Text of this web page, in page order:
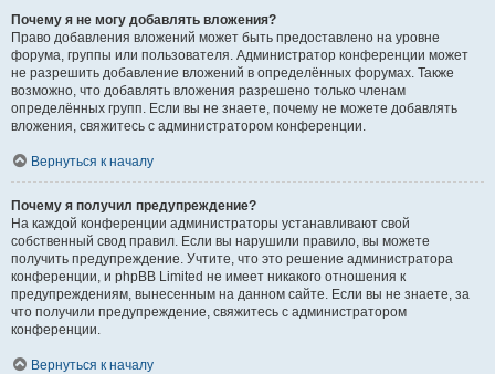
Почему я не могу добавлять вложения?
Право добавления вложений может быть предоставлено на уровне
форума, группы или пользователя. Администратор конференции может
не разрешить добавление вложений в определённых форумах. Также
возможно, что добавлять вложения разрешено только членам
определённых групп. Если вы не знаете, почему не можете добавлять
вложения, свяжитесь с администратором конференции.
Вернуться к началу
Почему я получил предупреждение?
На каждой конференции администраторы устанавливают свой
собственный свод правил. Если вы нарушили правило, вы можете
получить предупреждение. Учтите, что это решение администратора
конференции, и phpBB Limited не имеет никакого отношения к
предупреждениям, вынесенным на данном сайте. Если вы не знаете, за
что получили предупреждение, свяжитесь с администратором
конференции.
Вернуться к началу